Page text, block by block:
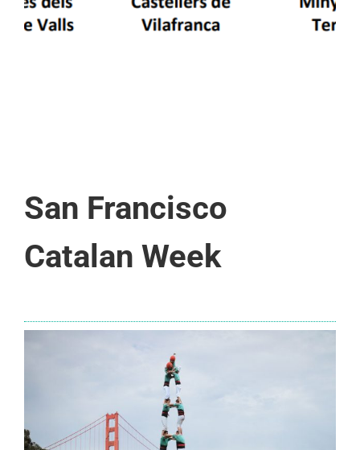
San Francisco
Catalan Week